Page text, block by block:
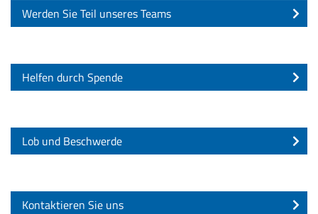
Werden Sie Teil unseres Teams
Helfen durch Spende
Lob und Beschwerde
Kontaktieren Sie uns